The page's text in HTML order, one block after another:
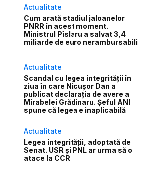
Actualitate
Cum arată stadiul jaloanelor
PNRR în acest moment.
Ministrul Pîslaru a salvat 3,4
miliarde de euro nerambursabili
Actualitate
Scandal cu legea integrității în
ziua în care Nicușor Dan a
publicat declarația de avere a
Mirabelei Grădinaru. Șeful ANI
spune că legea e inaplicabilă
Actualitate
Legea integrității, adoptată de
Senat. USR și PNL ar urma să o
atace la CCR